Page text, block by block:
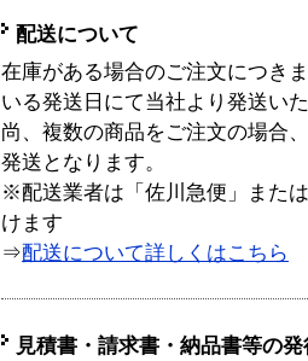
配送について
在庫がある場合のご注文につき
いる発送日にて当社より発送い
尚、複数の商品をご注文の場合
発送となります。
※配送業者は「佐川急便」また
けます
⇒配送について詳しくはこちら
見積書・請求書・納品書等の